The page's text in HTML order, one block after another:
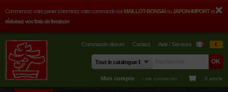
Commencez votre panier ici terminez votre commande surMAILLOT-BONSAIouJAPON-IMPORTet
réduisez vos frais de livraison
Commande directe Contact Aide / Services €
Mon compte › me connecter 0 article